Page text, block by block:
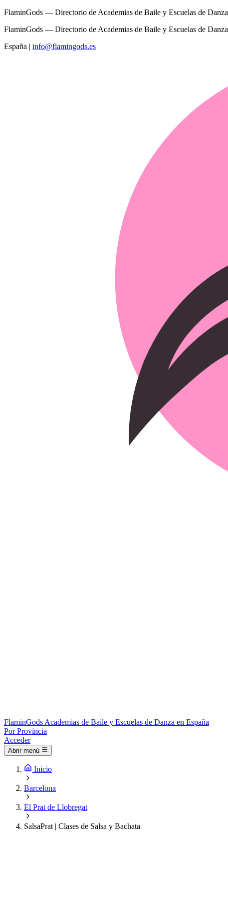
FlaminGods — Directorio de Academias de Baile y Escuelas de Danza
FlaminGods — Directorio de Academias de Baile y Escuelas de Danza
España | info@flamingods.es
FlaminGods Academias de Baile y Escuelas de Danza en España
Por Provincia
Acceder
Abrir menú
Inicio
Barcelona
El Prat de Llobregat
SalsaPrat | Clases de Salsa y Bachata